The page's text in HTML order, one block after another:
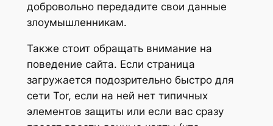
добровольно передадите свои данные
злоумышленникам.
Также стоит обращать внимание на
поведение сайта. Если страница
загружается подозрительно быстро для
сети Tor, если на ней нет типичных
элементов защиты или если вас сразу